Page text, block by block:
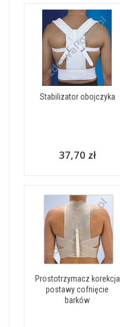
Stabilizator obojczyka
37,70 zł
Prostotrzymacz korekcja
postawy cofnięcie
barków